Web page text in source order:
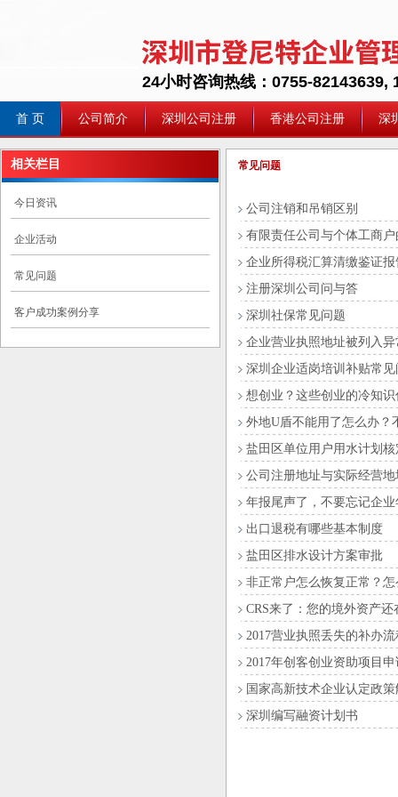
24小时咨询热线：0755-82143639,
首 页 公司简介 深圳公司注册 香港公司注册 深
相关栏目
今日资讯
企业活动
常见问题
客户成功案例分享
常见问题
公司注销和吊销区别
有限责任公司与个体工商
企业所得税汇算清缴鉴证
注册深圳公司问与答
深圳社保常见问题
企业营业执照地址被列入
深圳企业适岗培训补贴常见
想创业？这些创业的冷知
外地U盾不能用了怎么办？
盐田区单位用户用水计划
公司注册地址与实际经营
年报尾声了，不要忘记企
出口退税有哪些基本制度
盐田区排水设计方案审批
非正常户怎么恢复正常？
CRS来了：您的境外资产还
2017营业执照丢失的补办
2017年创客创业资助项目
国家高新技术企业认定政
深圳编写融资计划书